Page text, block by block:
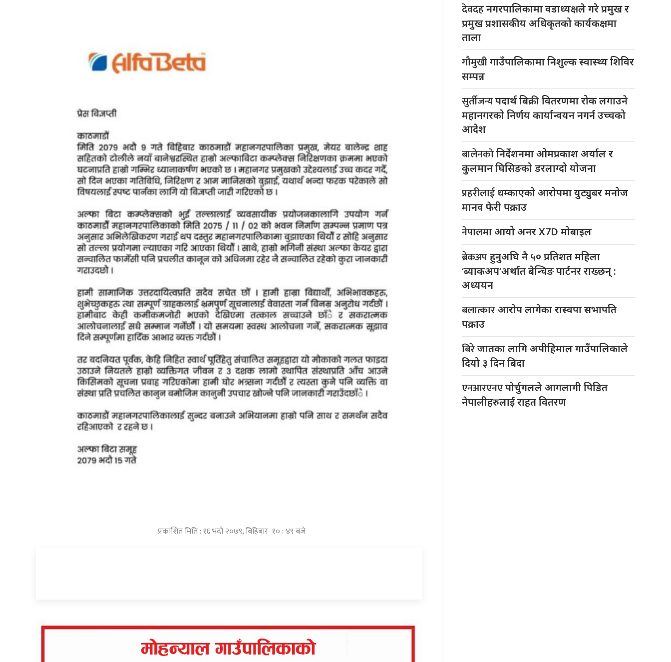
प्रकाशित मिति : १६ भदौ २०७९, बिहिबार १० : ४९ बजे
देवदहनगरपालिकामा वडाध्यक्षले गरे प्रमुख र
प्रमुख प्रशासकीय अधिकृतको कार्यकक्षमा
ताला
गौमुखीगाउँपालिकामा निशुल्क स्वास्थ्य शिविर
सम्पन्न
सुर्तीजन्यपदार्थ बिक्री वितरणमा रोक लगाउने
महानगरको निर्णय कार्यान्वयन नगर्न उच्चको
आदेश
बालेनकोनिर्देशनमा ओमप्रकाश अर्याल र
कुलमान घिसिङको डरलाग्दो योजना
प्रहरीलाई धम्काएको आरोपमा युट्युबर मनोज
मानव फेरी पक्राउ
नेपालमाआयो अनर X7D मोबाइल
ब्रेकअपहुनुअघि नै ५० प्रतिशत महिला
‘ब्याकअप’अर्थात बेन्चिङ पार्टनर राख्छन् :
अध्ययन
बलात्कारआरोप लागेका रास्वपा सभापति
पक्राउ
बिरेजातका लागि अपीहिमाल गाउँपालिकाले
दियो ३ दिन बिदा
एनआरएनएपोर्चुगलले आगलागी पिडित
नेपालीहरुलाई राहत वितरण